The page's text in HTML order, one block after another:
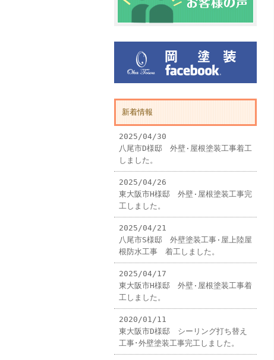
新着情報
2025/04/30
八尾市D様邸 外壁·屋根塗装工事着工
しました。
2025/04/26
東大阪市H様邸 外壁·屋根塗装工事完
工しました。
2025/04/21
八尾市S様邸 外壁塗装工事·屋上陸屋
根防水工事 着工しました。
2025/04/17
東大阪市H様邸 外壁·屋根塗装工事着
工しました。
2020/01/11
東大阪市D様邸 シーリング打ち替え
工事･外壁塗装工事完工しました。